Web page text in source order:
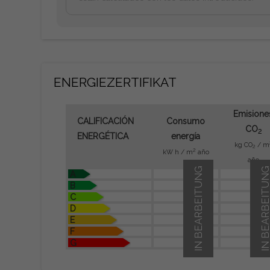
ENERGIEZERTIFIKAT
CALIFICACIÓN
ENERGÉTICA
Consumo
energía
kW h / m2 año
CO2
kg CO2 / m
año
A
B
C
D
E
F
G
IN BEARBEITUNG
IN BEARBEITUNG